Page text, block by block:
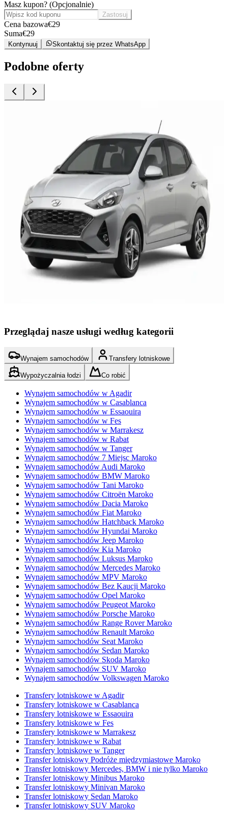
Masz kupon? (Opcjonalnie)
Zastosuj
Cena bazowa€29
Suma€29
Kontynuuj Skontaktuj się przez WhatsApp
Podobne oferty
Essaouira, Maroko
5 Miejsca siedzące
Automatyczna
Benzyna
Klimatyzacja
Nieograniczony kilometraż
Bezpłatne anulowanie
Zweryfikowane ogłoszenie
Zacznij od
Przeglądaj nasze usługi według kategorii
Wynajem samochodów Transfery lotniskowe
Wypożyczalnia łodzi Co robić
Wynajem samochodów w Agadir
Wynajem samochodów w Casablanca
Wynajem samochodów w Essaouira
Wynajem samochodów w Fes
Wynajem samochodów w Marrakesz
Wynajem samochodów w Rabat
Wynajem samochodów w Tanger
Wynajem samochodów 7 Miejsc Maroko
Wynajem samochodów Audi Maroko
Wynajem samochodów BMW Maroko
Wynajem samochodów Tani Maroko
Wynajem samochodów Citroën Maroko
Wynajem samochodów Dacia Maroko
Wynajem samochodów Fiat Maroko
Wynajem samochodów Hatchback Maroko
Wynajem samochodów Hyundai Maroko
Wynajem samochodów Jeep Maroko
Wynajem samochodów Kia Maroko
Wynajem samochodów Luksus Maroko
Wynajem samochodów Mercedes Maroko
Wynajem samochodów MPV Maroko
Wynajem samochodów Bez Kaucji Maroko
Wynajem samochodów Opel Maroko
Wynajem samochodów Peugeot Maroko
Wynajem samochodów Porsche Maroko
Wynajem samochodów Range Rover Maroko
Wynajem samochodów Renault Maroko
Wynajem samochodów Seat Maroko
Wynajem samochodów Sedan Maroko
Wynajem samochodów Skoda Maroko
Wynajem samochodów SUV Maroko
Wynajem samochodów Volkswagen Maroko
Transfery lotniskowe w Agadir
Transfery lotniskowe w Casablanca
Transfery lotniskowe w Essaouira
Transfery lotniskowe w Fes
Transfery lotniskowe w Marrakesz
Transfery lotniskowe w Rabat
Transfery lotniskowe w Tanger
Transfer lotniskowy Podróże międzymiastowe Maroko
Transfer lotniskowy Mercedes, BMW i nie tylko Maroko
Transfer lotniskowy Minibus Maroko
Transfer lotniskowy Minivan Maroko
Transfer lotniskowy Sedan Maroko
Transfer lotniskowy SUV Maroko